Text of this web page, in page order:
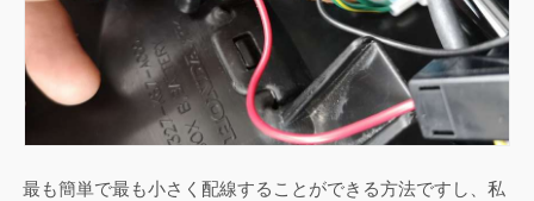
最も簡単で最も小さく配線することができる方法ですし、私